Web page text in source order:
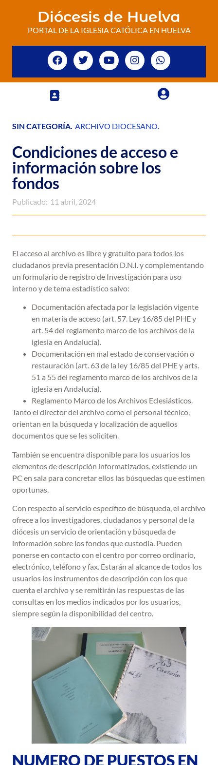
Diócesis de Huelva
PORTAL DE LA IGLESIA CATÓLICA EN HUELVA
SIN CATEGORÍA. ARCHIVO DIOCESANO.
Condiciones de acceso e
información sobre los
fondos
Publicado: 11 abril, 2024
El acceso al archivo es libre y gratuito para todos los
ciudadanos previa presentación D.N.I. y complementando
un formulario de registro de Investigación para uso
interno y de tema estadístico salvo:
Documentación afectada por la legislación vigente
en materia de acceso (art. 57. Ley 16/85 del PHE y
art. 54 del reglamento marco de los archivos de la
iglesia en Andalucía).
Documentación en mal estado de conservación o
restauración (art. 63 de la ley 16/85 del PHE y arts.
51 a 55 del reglamento marco de los archivos de la
iglesia en Andalucía).
Reglamento Marco de los Archivos Eclesiásticos.
Tanto el director del archivo como el personal técnico,
orientan en la búsqueda y localización de aquellos
documentos que se les soliciten.
También se encuentra disponible para los usuarios los
elementos de descripción informatizados, existiendo un
PC en sala para concretar ellos las búsquedas que estimen
oportunas.
Con respecto al servicio específico de búsqueda, el archivo
ofrece a los investigadores, ciudadanos y personal de la
diócesis un servicio de orientación y búsqueda de
información sobre los fondos que custodia. Pueden
ponerse en contacto con el centro por correo ordinario,
electrónico, teléfono y fax. Estarán al alcance de todos los
usuarios los instrumentos de descripción con los que
cuenta el archivo y se remitirán las respuestas de las
consultas en los medios indicados por los usuarios,
siempre según la disponibilidad del centro.
NUMERO DE PUESTOS EN